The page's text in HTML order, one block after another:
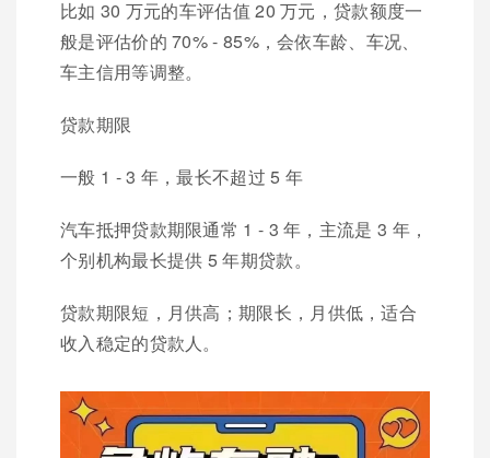
比如 30 万元的车评估值 20 万元，贷款额度一
般是评估价的 70% - 85%，会依车龄、车况、
车主信用等调整。
贷款期限
一般 1 - 3 年，最长不超过 5 年
汽车抵押贷款期限通常 1 - 3 年，主流是 3 年，
个别机构最长提供 5 年期贷款。
贷款期限短，月供高；期限长，月供低，适合
收入稳定的贷款人。